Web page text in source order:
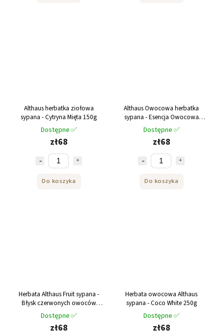
Althaus herbatka ziołowa
sypana - Cytryna Mięta 150g
Dostępne ✅
zł68
Do koszyka
Althaus Owocowa herbatka
sypana - Esencja Owocowa
250g
Dostępne ✅
zł68
Do koszyka
Herbata Althaus Fruit sypana -
Błysk czerwonych owoców
250g
Dostępne ✅
zł68
Herbata owocowa Althaus
sypana - Coco White 250g
Dostępne ✅
zł68